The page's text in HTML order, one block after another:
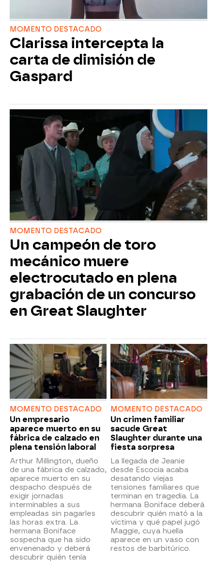
MOMENTO DESTACADO
Clarissa intercepta la
carta de dimisión de
Gaspard
MOMENTO DESTACADO
Un campeón de toro
mecánico muere
electrocutado en plena
grabación de un concurso
en Great Slaughter
MOMENTO DESTACADO
Un empresario
aparece muerto en su
fábrica de calzado en
plena tensión laboral
Arthur Millington, dueño
de una fábrica de calzado,
aparece muerto en su
despacho después de
exigir jornadas
interminables a sus
empleadas sin pagarles
las horas extra. La
hermana Boniface
sospecha que ha sido
envenenado y deberá
descubrir quién tenía
MOMENTO DESTACADO
Un crimen familiar
sacude Great
Slaughter durante una
fiesta sorpresa
La llegada de Jeanie
desde Escocia acaba
desatando viejas
tensiones familiares que
terminan en tragedia. La
hermana Boniface deberá
descubrir quién mató a la
víctima y qué papel jugó
Maggie, cuya huella
aparece en un vaso con
restos de barbitúrico.